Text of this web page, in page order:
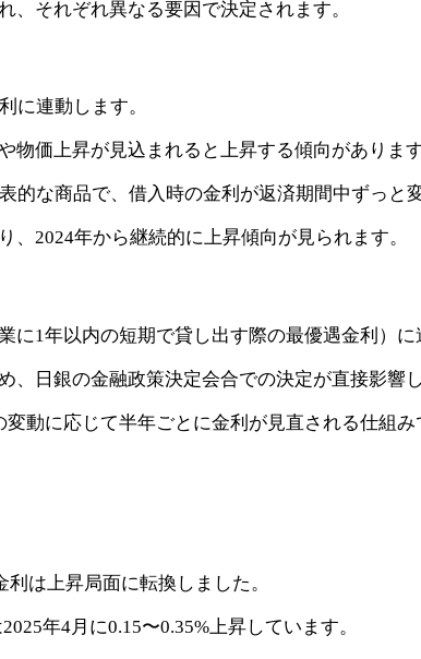
それぞれ異なる要因で決定されます。
に連動します。
価上昇が見込まれると上昇する傾向があります
な商品で、借入時の金利が返済期間中ずっと
2024年から継続的に上昇傾向が見られます。
1年以内の短期で貸し出す際の最優遇金利）に
、日銀の金融政策決定会合での決定が直接影響し
動に応じて半年ごとに金利が見直される仕組み
は上昇局面に転換しました。
年4月に0.15〜0.35%上昇しています。